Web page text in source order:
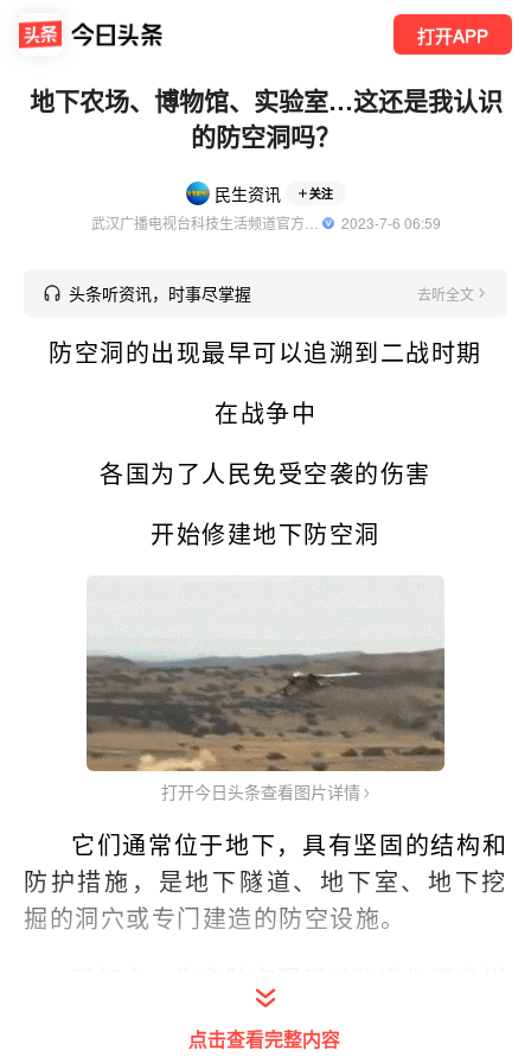
打开APP
地下农场、博物馆、实验室…这还是我认识
的防空洞吗？
民生资讯 关注
  2023-7-6 06:59
头条听资讯，时事尽掌握 去听全文
防空洞的出现最早可以追溯到二战时期
在战争中
各国为了人民免受空袭的伤害
开始修建地下防空洞
打开今日头条查看图片详情
它们通常位于地下，具有坚固的结构和
防护措施，是地下隧道、地下室、地下挖
掘的洞穴或专门建造的防空设施。
有趣的场所，以满足人们丰富的生活需
点击查看完整内容